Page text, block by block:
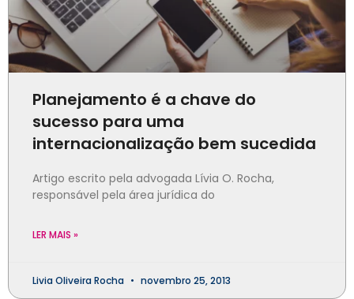
Planejamento é a chave do
sucesso para uma
internacionalização bem sucedida
Artigo escrito pela advogada Lívia O. Rocha,
responsável pela área jurídica do
LER MAIS »
Livia Oliveira Rocha novembro 25, 2013